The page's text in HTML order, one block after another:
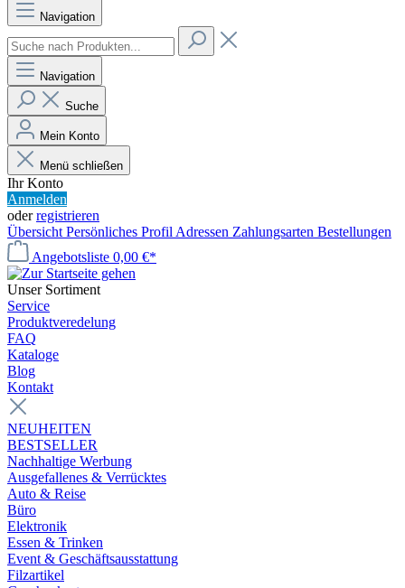
Navigation
Navigation
Suche
Mein Konto
Menü schließen
Ihr Konto
Anmelden
oderregistrieren
Übersicht Persönliches Profil Adressen Zahlungsarten Bestellungen
Angebotsliste 0,00 €*
Unser Sortiment
Service
Produktveredelung
FAQ
Kataloge
Blog
Kontakt
NEUHEITEN
BESTSELLER
Nachhaltige Werbung
Ausgefallenes & Verrücktes
Auto & Reise
Büro
Elektronik
Essen & Trinken
Event & Geschäftsausstattung
Filzartikel